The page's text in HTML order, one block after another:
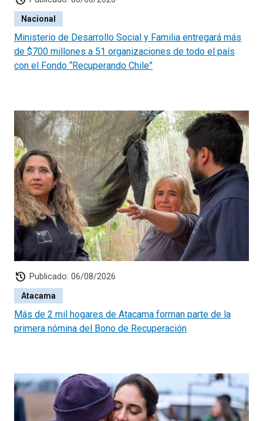
Nacional
Ministerio de Desarrollo Social y Familia entregará más
de $700 millones a 51 organizaciones de todo el país
con el Fondo “Recuperando Chile”
history Publicado: 06/08/2026
Atacama
Más de 2 mil hogares de Atacama forman parte de la
primera nómina del Bono de Recuperación